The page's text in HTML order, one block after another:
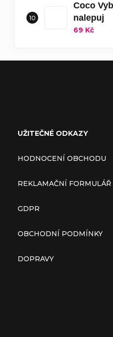
Coco
nalepuj
69 Kč
UŽITEČNÉ ODKAZY
HODNOCENÍ OBCHODU
REKLAMAČNÍ FORMULÁŘ
GDPR
OBCHODNÍ PODMÍNKY
DOPRAVY